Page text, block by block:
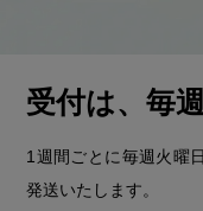
受付は、毎
1週間ごとに毎週火曜
発送いたします。